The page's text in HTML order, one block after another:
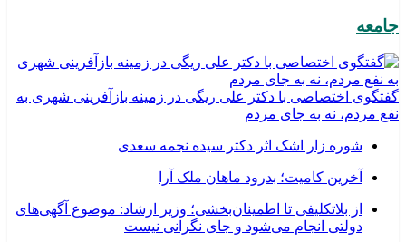
جامعه
گفتگوی اختصاصی با دکتر علی ریگی در زمینه بازآفرینی شهری به
نفع مردم، نه به جای مردم
شوره زار اشک اثر دکتر سیده نجمه سعدی
​آخرین کامیت؛ بدرود ماهان ملک آرا
از بلاتکلیفی تا اطمینان‌بخشی؛ وزیر ارشاد: موضوع آگهی‌های
دولتی انجام می‌شود و جای نگرانی نیست